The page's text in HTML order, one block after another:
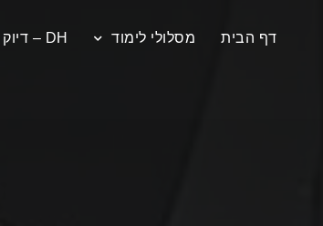
דף הבית מסלולי לימוד DH – דיוק חופשי